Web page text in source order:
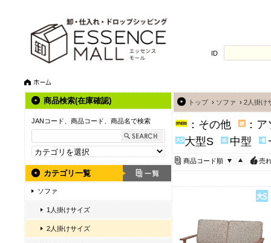
ID
商品検索(在庫確認)
JANコード、商品コード、商品名で検索
カテゴリ一覧
ソファ
1人掛けサイズ
2人掛けサイズ
トップ› ソファ › 2人掛け
：その他
：
大型S
中型
商品コード順 売